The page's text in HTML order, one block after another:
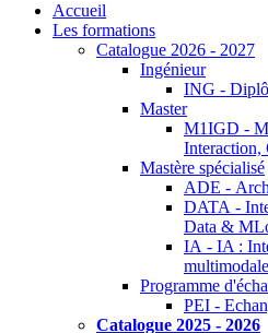
Accueil
Les formations
Catalogue 2026 - 2027
Ingénieur
ING -
Master
M1IGD -
Interaction,
Mastère spécialisé
ADE -
DATA -
Data &
IA - IA :
Programme
PEI -
Catalogue 2025 - 2026